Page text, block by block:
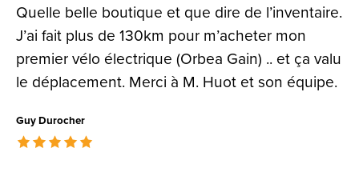
Quelle belle boutique et que dire de l’inventaire.
J’ai fait plus de 130km pour m’acheter mon
premier vélo électrique (Orbea Gain) .. et ça valu
le déplacement. Merci à M. Huot et son équipe.
Guy Durocher
The rating of this product is